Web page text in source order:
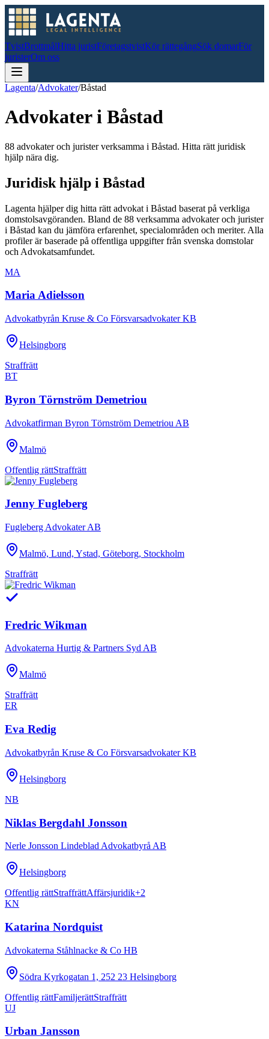
TvistBrottmålHitta juristFöretagstvistKör rättegångSök domarFör
juristerOm oss
Lagenta/Advokater/Båstad
Advokater i Båstad
88 advokater och jurister verksamma i Båstad. Hitta rätt juridisk
hjälp nära dig.
Juridisk hjälp i Båstad
Lagenta hjälper dig hitta rätt advokat i Båstad baserat på verkliga
domstolsavgöranden. Bland de 88 verksamma advokater och jurister
i Båstad kan du jämföra erfarenhet, specialområden och meriter. Alla
profiler är baserade på offentliga uppgifter från svenska domstolar
och Advokatsamfundet.
MA
Maria Adielsson
Advokatbyrån Kruse & Co Försvarsadvokater KB
Helsingborg
Straffrätt
BT
Byron Törnström Demetriou
Advokatfirman Byron Törnström Demetriou AB
Malmö
Offentlig rättStraffrätt
Jenny Fugleberg
Fugleberg Advokater AB
Malmö, Lund, Ystad, Göteborg, Stockholm
Straffrätt
Fredric Wikman
Advokaterna Hurtig & Partners Syd AB
Malmö
Straffrätt
ER
Eva Redig
Advokatbyrån Kruse & Co Försvarsadvokater KB
Helsingborg
NB
Niklas Bergdahl Jonsson
Nerle Jonsson Lindeblad Advokatbyrå AB
Helsingborg
Offentlig rättStraffrättAffärsjuridik+2
KN
Katarina Nordquist
Advokaterna Ståhlnacke & Co HB
Södra Kyrkogatan 1, 252 23 Helsingborg
Offentlig rättFamiljerättStraffrätt
UJ
Urban Jansson